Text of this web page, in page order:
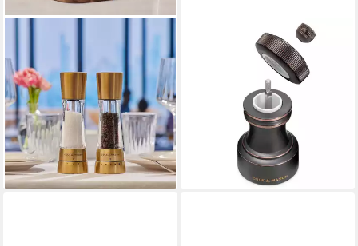
COLE & MASON
Salz-/Pfeffermühle Derwent
manuell, (1 Stück), Salzmühle
mit Keramikmahlwerk in der
Farbe Mattgold
54,95 €
lieferbar - in 2-3 Werktagen bei dir
COLE & MASON
Salz-/Pfeffermühle Hoxton,
Geschenkset, 10,4 cm
mtl. in 12 Raten
lieferbar - in 2-3 Werktagen bei dir